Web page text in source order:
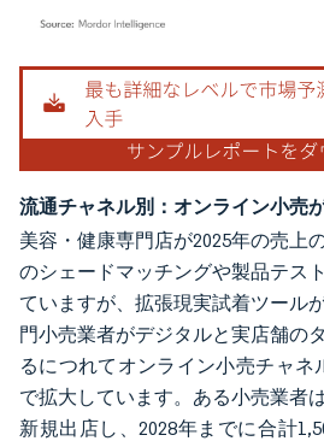
画像 © Mordor Intelligence。再利用にはCC
流通チャネル別：オンライン小売
美容・健康専門店が2025年の売上
のシェードマッチングや製品テス
ていますが、拡張現実試着ツール
門小売業者がデジタルと実店舗の
るにつれてオンライン小売チャネ
で拡大しています。ある小売業者
新規出店し、2028年までに合計